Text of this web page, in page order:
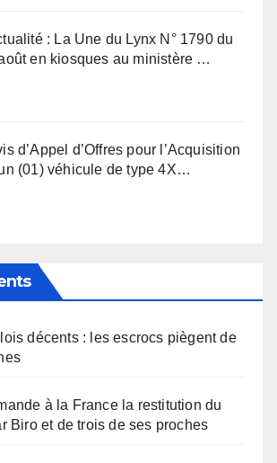
: La Une du Lynx N° 1790 du
en kiosques au ministère …
d’Appel d’Offres pour l’Acquisition
(01) véhicule de type 4X…
décents : les escrocs piègent de
à la France la restitution du
Biro et de trois de ses proches